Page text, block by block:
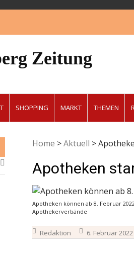
Zeitung
SHOPPING MARKT THEMEN
Home >Aktuell >
Apotheken
Apotheken können ab 8. Februar
Apothekerverbände
Redaktion 6. Februar 2022